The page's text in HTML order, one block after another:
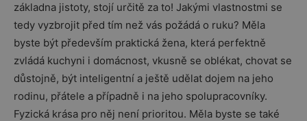
základna jistoty, stojí určitě za to! Jakými vlastnostmi se
tedy vyzbrojit před tím než vás požádá o ruku? Měla
byste být především praktická žena, která perfektně
zvládá kuchyni i domácnost, vkusně se oblékat, chovat se
důstojně, být inteligentní a ještě udělat dojem na jeho
rodinu, přátele a případně i na jeho spolupracovníky.
Fyzická krása pro něj není prioritou. Měla byste se také